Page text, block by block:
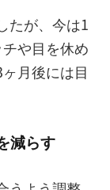
たが、今は1
や目を休め
月後には目
減らす